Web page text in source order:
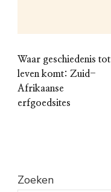
Waar geschiedenis tot
leven komt: Zuid-
Afrikaanse
erfgoedsites
Zoeken